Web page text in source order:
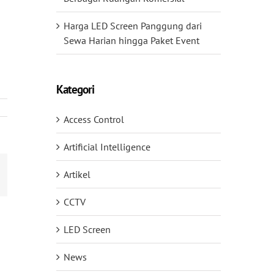
Harga LED Screen Panggung dari
Sewa Harian hingga Paket Event
Kategori
Access Control
Artificial Intelligence
Artikel
CCTV
LED Screen
News